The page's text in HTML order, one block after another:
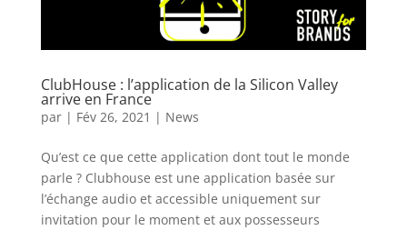
ClubHouse : l’application de la Silicon Valley
arrive en France
par | Fév 26, 2021 | News
Qu’est ce que cette application dont tout le monde
parle ? Clubhouse est une application basée sur
l’échange audio et accessible uniquement sur
invitation pour le moment et aux possesseurs